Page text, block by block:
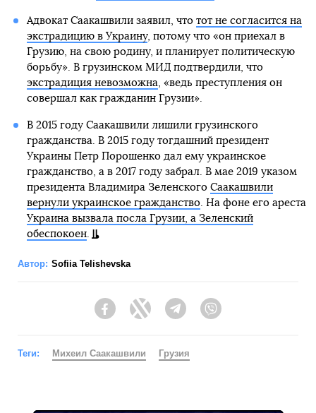
Адвокат Саакашвили заявил, что тот не согласится на
экстрадицию в Украину, потому что «он приехал в
Грузию, на свою родину, и планирует политическую
борьбу». В грузинском МИД подтвердили, что
экстрадиция невозможна, «ведь преступления он
совершал как гражданин Грузии».
В 2015 году Саакашвили лишили грузинского
гражданства. В 2015 году тогдашний президент
Украины Петр Порошенко дал ему украинское
гражданство, а в 2017 году забрал. В мае 2019 указом
президента Владимира Зеленского Саакашвили
вернули украинское гражданство. На фоне его ареста
Украина вызвала посла Грузии, а Зеленский
обеспокоен.
Автор: Sofiia Telishevska
FacebookTwitter Telegram
Теги: Михеил Саакашвили Грузия